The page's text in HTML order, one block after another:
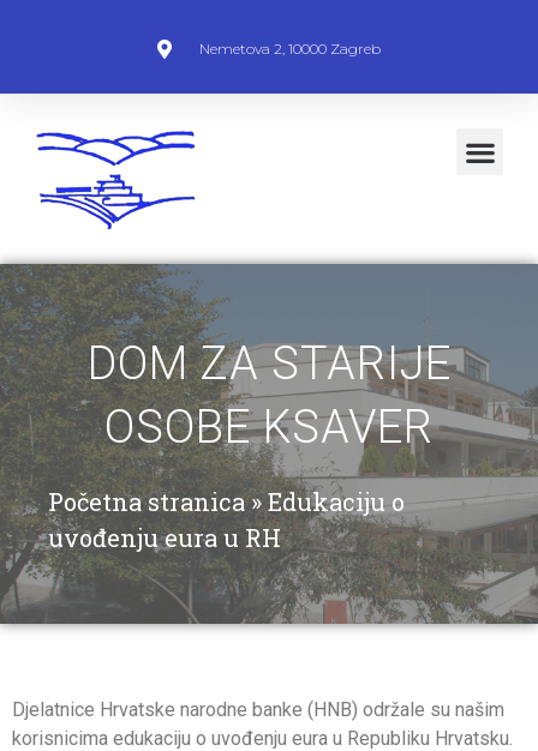
Nemetova 2, 10000 Zagreb
DOM ZA STARIJE
OSOBE KSAVER
Početna stranica»Edukaciju o
uvođenju eura u RH
Djelatnice Hrvatske narodne banke (HNB) održale su našim
korisnicima edukaciju o uvođenju eura u Republiku Hrvatsku.